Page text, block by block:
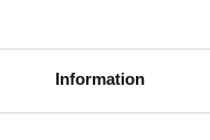
Information